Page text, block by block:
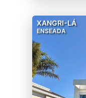
XANGRI-LÁ
ENSEADA